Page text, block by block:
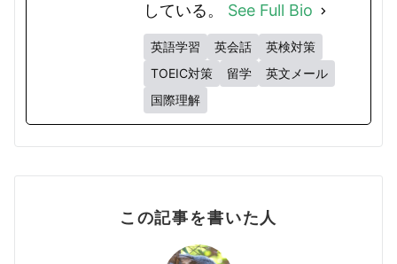
している。 See Full Bio
英語学習 英会話
英検対策
TOEIC対策
留学
英文メール
国際理解
この記事を書いた人